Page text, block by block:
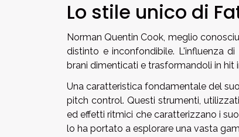
Lo stile unico di
Norman Quentin Cook, meglio
distinto e inconfondibile. L'influenza
brani dimenticati e trasformandoli in hit
Una caratteristica fondamentale del
pitch control. Questi strumenti,
ed effetti ritmici che caratterizzano i
lo ha portato a esplorare una vasta